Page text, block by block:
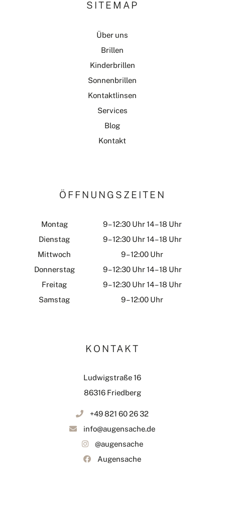
SITEMAP
Über uns
Brillen
Kinderbrillen
Sonnenbrillen
Kontaktlinsen
Services
Blog
Kontakt
ÖFFNUNGSZEITEN
Montag
9 – 12:30 Uhr 14 – 18 Uhr
Dienstag
9 – 12:30 Uhr 14 – 18 Uhr
Mittwoch
9 – 12:00 Uhr
Donnerstag
9 – 12:30 Uhr 14 – 18 Uhr
Freitag
9 – 12:30 Uhr 14 – 18 Uhr
Samstag
9 – 12:00 Uhr
KONTAKT
Ludwigstraße 16
86316 Friedberg
+49 821 60 26 32
info@augensache.de
@augensache
Augensache